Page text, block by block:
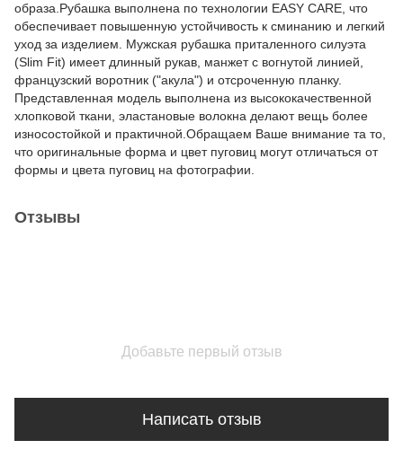
образа.Рубашка выполнена по технологии EASY CARE, что
обеспечивает повышенную устойчивость к сминанию и легкий
уход за изделием. Мужская рубашка приталенного силуэта
(Slim Fit) имеет длинный рукав, манжет с вогнутой линией,
французский воротник ("акула") и отсроченную планку.
Представленная модель выполнена из высококачественной
хлопковой ткани, эластановые волокна делают вещь более
износостойкой и практичной.Обращаем Ваше внимание та то,
что оригинальные форма и цвет пуговиц могут отличаться от
формы и цвета пуговиц на фотографии.
Отзывы
Добавьте первый отзыв
Написать отзыв